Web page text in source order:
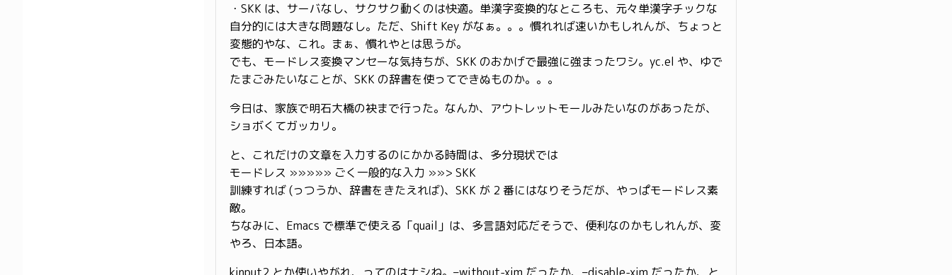
・SKK は、サーバなし、サクサク動くのは快適。単漢字変換的なところも、元々単漢字チックな
自分的には大きな問題なし。ただ、Shift Key がなぁ。。。慣れれば速いかもしれんが、ちょっと
変態的やな、これ。まぁ、慣れやとは思うが。
でも、モードレス変換マンセーな気持ちが、SKK のおかげで最強に強まったワシ。yc.el や、ゆで
たまごみたいなことが、SKK の辞書を使ってできぬものか。。。
今日は、家族で明石大橋の袂まで行った。なんか、アウトレットモールみたいなのがあったが、
ショボくてガッカリ。
と、これだけの文章を入力するのにかかる時間は、多分現状では
モードレス »»»»» ごく一般的な入力 »»> SKK
訓練すれば (っつうか、辞書をきたえれば)、SKK が 2 番にはなりそうだが、やっぱモードレス素
敵。
ちなみに、Emacs で標準で使える「quail」は、多言語対応だそうで、便利なのかもしれんが、変
やろ、日本語。